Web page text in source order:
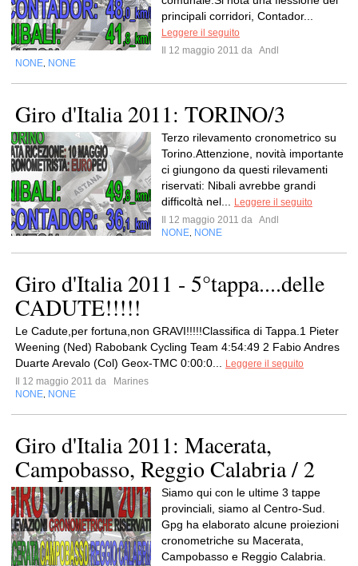
principali corridori, Contador...
Leggere il seguito
Il 12 maggio 2011 da Andl
NONE NONE
Giro d'Italia 2011: TORINO/3
Terzo rilevamento cronometrico su
Torino.Attenzione, novità importante
ci giungono da questi rilevamenti
riservati: Nibali avrebbe grandi
difficoltà nel...
Leggere il seguito
Il 12 maggio 2011 da Andl
NONE NONE
Giro d'Italia 2011 - 5°tappa....delle
CADUTE!!!!!
Le Cadute,per fortuna,non GRAVI!!!!!Classifica di Tappa.1 Pieter
Weening (Ned) Rabobank Cycling Team 4:54:49 2 Fabio Andres
Duarte Arevalo (Col) Geox-TMC 0:00:0...
Leggere il seguito
Il 12 maggio 2011 da
Marines
NONE NONE
Giro d'Italia 2011: Macerata,
Campobasso, Reggio Calabria / 2
Siamo qui con le ultime 3 tappe
provinciali, siamo al Centro-Sud.
Gpg ha elaborato alcune proiezioni
cronometriche su Macerata,
Campobasso e Reggio Calabria.